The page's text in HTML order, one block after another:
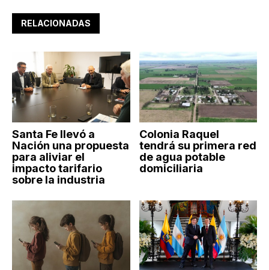
RELACIONADAS
Santa Fe llevó a
Nación una propuesta
para aliviar el
impacto tarifario
sobre la industria
Colonia Raquel
tendrá su primera red
de agua potable
domiciliaria